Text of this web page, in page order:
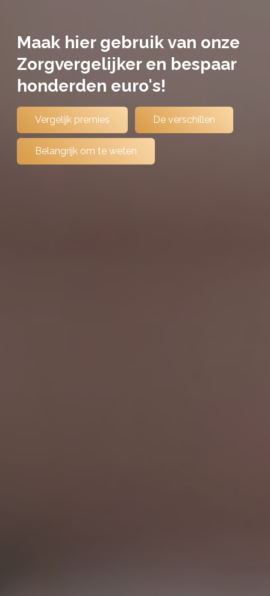
Maak hier gebruik van onze
Zorgvergelijker en bespaar
honderden euro's!
Vergelijk premies De verschillen
Belangrijk om te weten